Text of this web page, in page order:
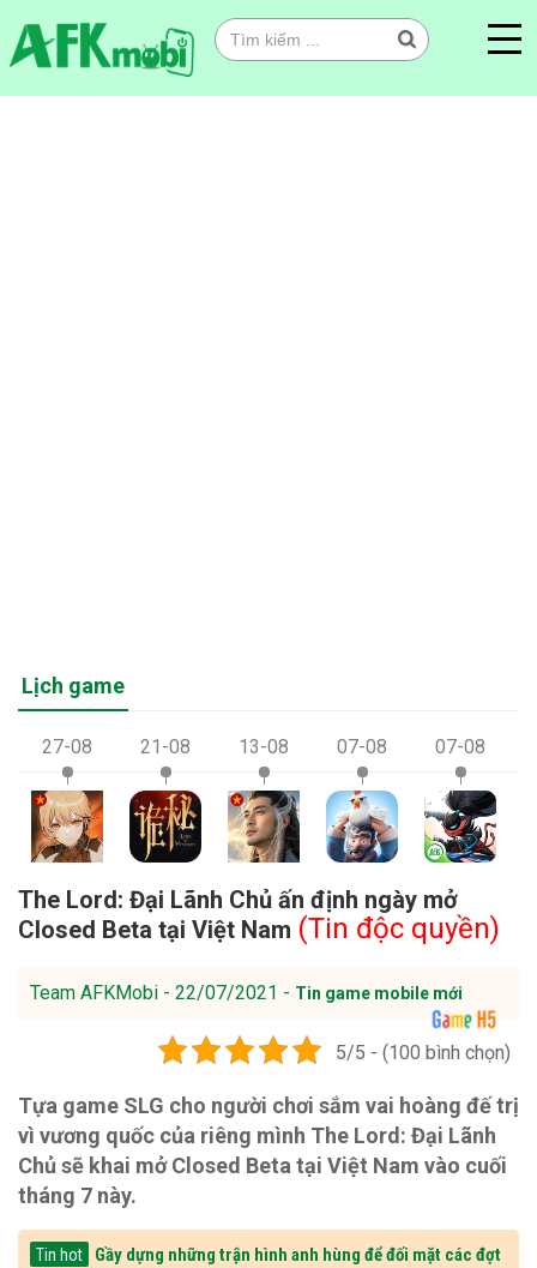
Lịch game
27-08 21-08 13-08 07-08 07-08
The Lord: Đại Lãnh Chủ ấn định ngày mở
Closed Beta tại Việt Nam (Tin độc quyền)
Team AFKMobi - 22/07/2021 - Tin game mobile mới
5/5 - (100 bình chọn)
Tựa game SLG cho người chơi sắm vai hoàng đế trị
vì vương quốc của riêng mình The Lord: Đại Lãnh
Chủ sẽ khai mở Closed Beta tại Việt Nam vào cuối
tháng 7 này.
Tin hot
Gầy dựng những trận hình anh hùng để đối mặt các đợt